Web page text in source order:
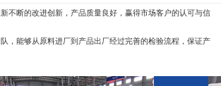
不断的改进创新，产品质量良好，赢得市场客户的认可与信
，能够从原料进厂到产品出厂经过完善的检验流程，保证产